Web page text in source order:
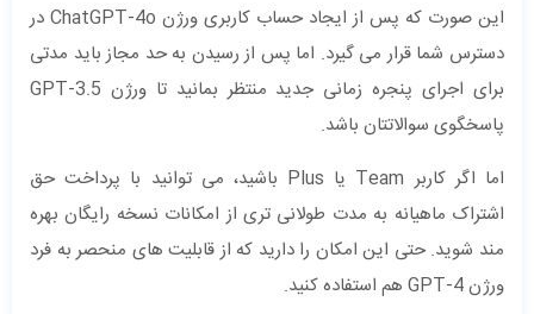
این صورت که پس از ایجاد حساب کاربری ورژن ChatGPT-4o در
دسترس شما قرار می‌ گیرد. اما پس از رسیدن به حد مجاز باید مدتی
برای اجرای پنجره زمانی جدید منتظر بمانید تا ورژن GPT-3.5
پاسخگوی سوالاتتان باشد.
اما اگر کاربر Team یا Plus باشید، می توانید با پرداخت حق
اشتراک ماهیانه به مدت طولانی ‌تری از امکانات نسخه رایگان بهره
مند شوید. حتی این امکان را دارید که از قابلیت ‌های منحصر به فرد
ورژن GPT-4 هم استفاده کنید.